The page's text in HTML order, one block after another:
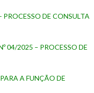
DE CONSULTA
04/2025 – PROCESSO DE
A FUNÇÃO DE